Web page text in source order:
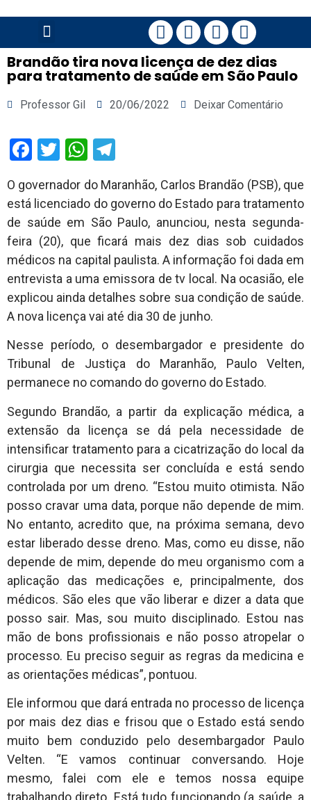
Brandão tira nova licença de dez dias
para tratamento de saúde em São Paulo
Professor Gil 20/06/2022 Deixar Comentário
Facebook
TwitterWhatsApp
O governador do Maranhão, Carlos Brandão (PSB), que
está licenciado do governo do Estado para tratamento
de saúde em São Paulo, anunciou, nesta segunda-
feira (20), que ficará mais dez dias sob cuidados
médicos na capital paulista. A informação foi dada em
entrevista a uma emissora de tv local. Na ocasião, ele
explicou ainda detalhes sobre sua condição de saúde.
A nova licença vai até dia 30 de junho.
Nesse período, o desembargador e presidente do
Tribunal de Justiça do Maranhão, Paulo Velten,
permanece no comando do governo do Estado.
Segundo Brandão, a partir da explicação médica, a
extensão da licença se dá pela necessidade de
intensificar tratamento para a cicatrização do local da
cirurgia que necessita ser concluída e está sendo
controlada por um dreno. “Estou muito otimista. Não
posso cravar uma data, porque não depende de mim.
No entanto, acredito que, na próxima semana, devo
estar liberado desse dreno. Mas, como eu disse, não
depende de mim, depende do meu organismo com a
aplicação das medicações e, principalmente, dos
médicos. São eles que vão liberar e dizer a data que
posso sair. Mas, sou muito disciplinado. Estou nas
mão de bons profissionais e não posso atropelar o
processo. Eu preciso seguir as regras da medicina e
as orientações médicas”, pontuou.
Ele informou que dará entrada no processo de licença
por mais dez dias e frisou que o Estado está sendo
muito bem conduzido pelo desembargador Paulo
Velten. “E vamos continuar conversando. Hoje
mesmo, falei com ele e temos nossa equipe
trabalhando direto. Está tudo funcionando (a saúde, a